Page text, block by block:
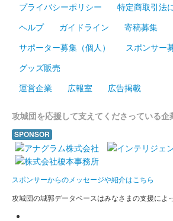
前橋城 御城印
厩橋城（前橋城） 御城印
厩橋城（前橋城） 御城
前橋城 御城印
前橋市で約400年の歴史を持ち、毎年1月に
開催を記念して制作した御城印。
プライバシーポリシー
特定商取引法
ヘルプ
ガイドライン
寄稿募集
サポーター募集（個人）
スポンサー
グッズ販売
運営企業
広報室 広告掲載
攻城団を応援して支えてくださっている企
SPONSOR
スポンサーからのメッセージや紹介はこちら
攻城団の城郭データベースはみなさまの支援によ